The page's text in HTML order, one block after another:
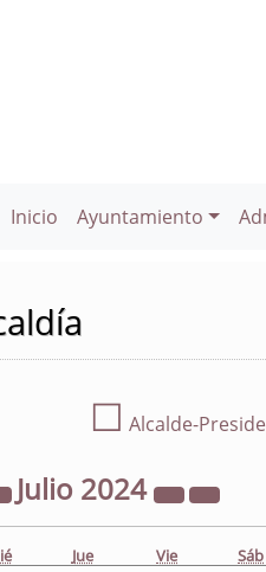
Inicio Ayuntamiento
☐ Alcalde-
Julio 2024
Jue Vie Sáb